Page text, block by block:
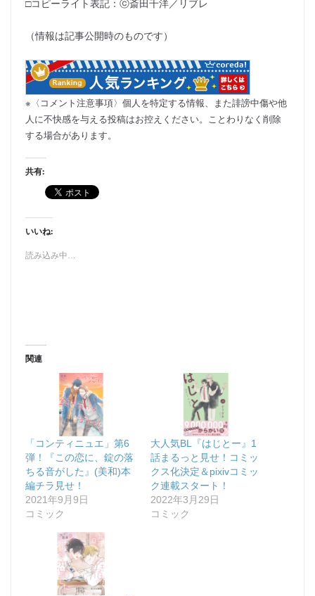
□コピーライト表記：ⓒ斎田千洋／リブレ
（情報は記事公開時のものです）
※〈コメント注意事項〉個人を特定する情報、また誹謗中傷や他
人に不快感を与える投稿はお控えください。ことわりなく削除
する場合があります。
共有:
いいね:
読み込み中…
関連
「コンティニュエ」第6
弾！『この恋に、錠の落
ちる音がした』(美和)本
編チラ見せ！
2021年9月9日
コミック
大人気BL『はじとー』1
話まるっと見せ！コミッ
クス化決定＆pixivコミッ
ク連載スタート！
2022年3月29日
コミック